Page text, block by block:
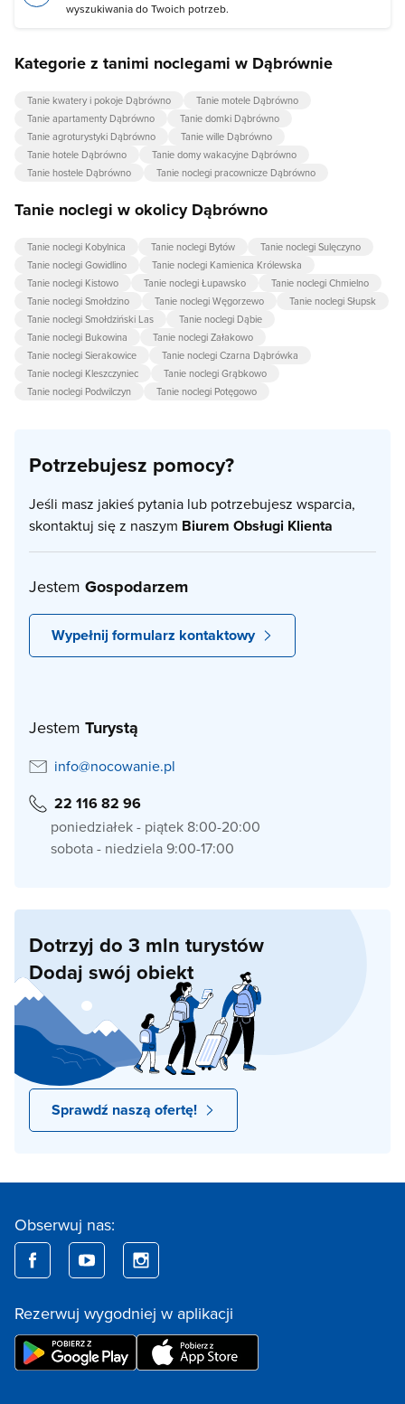
wyszukiwania do Twoich potrzeb.
Kategorie z tanimi noclegami w Dąbrównie
Tanie kwatery i pokoje Dąbrówno
Tanie motele Dąbrówno
Tanie apartamenty Dąbrówno
Tanie domki Dąbrówno
Tanie agroturystyki Dąbrówno
Tanie wille Dąbrówno
Tanie hotele Dąbrówno
Tanie domy wakacyjne Dąbrówno
Tanie hostele Dąbrówno
Tanie noclegi pracownicze Dąbrówno
Tanie noclegi w okolicy Dąbrówno
Tanie noclegi Kobylnica Tanie noclegi Bytów
Tanie noclegi Sulęczyno
Tanie noclegi Gowidlino
Tanie noclegi Kamienica Królewska
Tanie noclegi Kistowo
Tanie noclegi Łupawsko
Tanie noclegi Chmielno
Tanie noclegi Smołdzino
Tanie noclegi Węgorzewo
Tanie noclegi Słupsk
Tanie noclegi Smołdziński Las
Tanie noclegi Dąbie
Tanie noclegi Bukowina
Tanie noclegi Załakowo
Tanie noclegi Sierakowice
Tanie noclegi Czarna Dąbrówka
Tanie noclegi Kleszczyniec
Tanie noclegi Grąbkowo
Tanie noclegi Podwilczyn
Tanie noclegi Potęgowo
Potrzebujesz pomocy?
Jeśli masz jakieś pytania lub potrzebujesz wsparcia,
skontaktuj się z naszym Biurem Obsługi Klienta
Jestem Gospodarzem
Wypełnij formularz kontaktowy
Jestem Turystą
info@nocowanie.pl
22 116 82 96
poniedziałek - piątek 8:00-20:00
sobota - niedziela 9:00-17:00
Dotrzyj do 3 mln turystów
Dodaj swój obiekt
Sprawdź naszą ofertę!
Obserwuj nas:
Rezerwuj wygodniej w aplikacji